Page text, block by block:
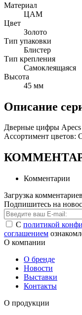
Материал
ЦАМ
Цвет
Золото
Тип упаковки
Блистер
Тип крепления
Самоклеящаяся
Высота
45 мм
Описание
Дверные цифры
Ассортимент цветов:
Комментарии
Загрузка
Подпишитесь на
С политикой
соглашением
О компании
О бренде
Новости
Выставки
Контакты
О продукции